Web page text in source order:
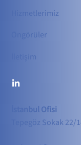
Hizmetlerimiz
Öngörüler
İletişim
İstanbul Ofisi
Tepegöz Sokak